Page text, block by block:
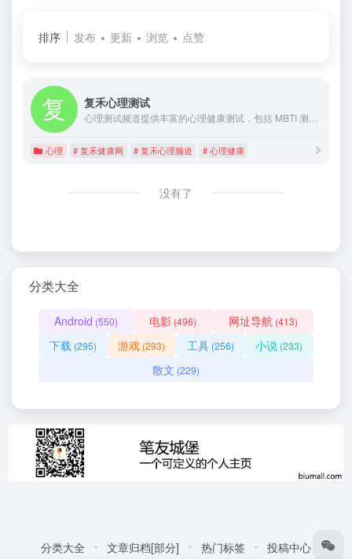
排序 发布 更新 浏览 点赞
复禾心理测试
心理 # 复禾健康网 # 复禾心理频道 # 心理健康
没有了
分类大全
Android (550) 电影 (496) 网址导航 (413)
下载 (295) 游戏 (293) 工具(256) 小说 (233)
散文 (229)
分类大全 文章归档[部分] 热门标签 投稿中心